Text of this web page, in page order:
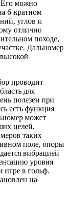
Его можно
6-кратном
углов и
отлично
походе,
Дальномер
проводит
для
полезен при
есть функция
может
целей,
таких
поле, опоры
вибрацией
уровня
игре в гольф.
на